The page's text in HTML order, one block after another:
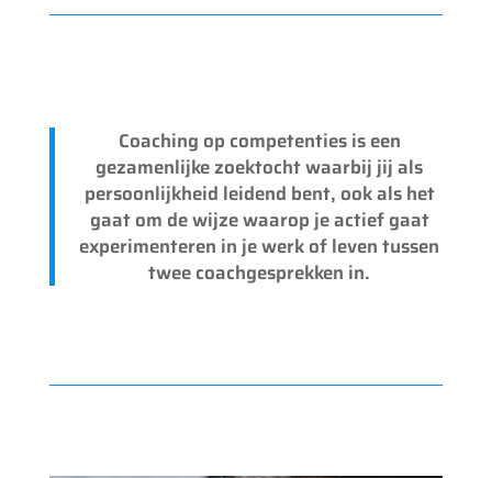
Coaching op competenties is een
gezamenlijke zoektocht waarbij jij als
persoonlijkheid leidend bent, ook als het
gaat om de wijze waarop je actief gaat
experimenteren in je werk of leven tussen
twee coachgesprekken in.